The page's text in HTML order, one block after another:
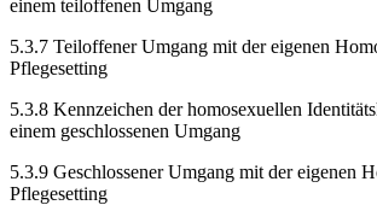
einem teiloffenen Umgang
5.3.7 Teiloffener Umgang mit der eigenen
Pflegesetting
5.3.8 Kennzeichen der homosexuellen
einem geschlossenen Umgang
5.3.9 Geschlossener Umgang mit der eigenen
Pflegesetting